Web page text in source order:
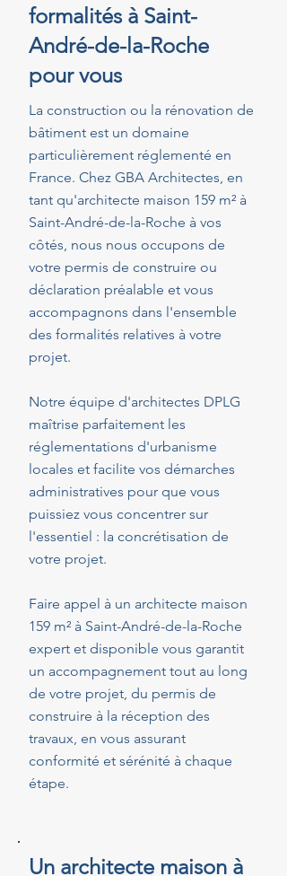
formalités à Saint-
André-de-la-Roche
pour vous
La construction ou la rénovation de
bâtiment est un domaine
particulièrement réglementé en
France. Chez GBA Architectes, en
tant qu'architecte maison 159 m² à
Saint-André-de-la-Roche à vos
côtés, nous nous occupons de
votre permis de construire ou
déclaration préalable et vous
accompagnons dans l'ensemble
des formalités relatives à votre
projet.
Notre équipe d'architectes DPLG
maîtrise parfaitement les
réglementations d'urbanisme
locales et facilite vos démarches
administratives pour que vous
puissiez vous concentrer sur
l'essentiel : la concrétisation de
votre projet.
Faire appel à un architecte maison
159 m² à Saint-André-de-la-Roche
expert et disponible vous garantit
un accompagnement tout au long
de votre projet, du permis de
construire à la réception des
travaux, en vous assurant
conformité et sérénité à chaque
étape.
Un architecte maison à